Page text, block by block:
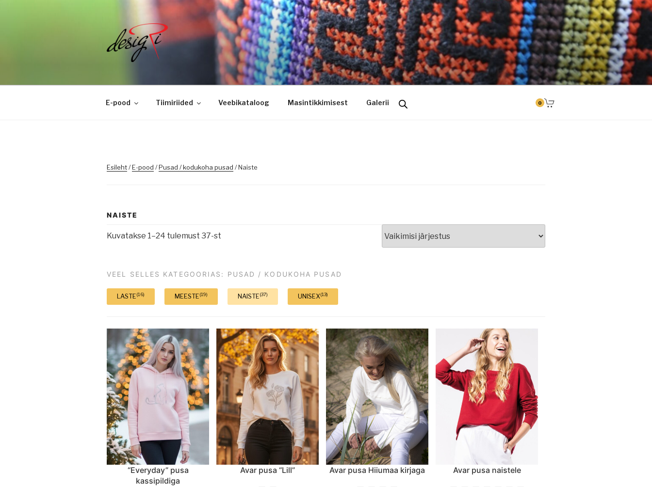
Masintikkimine, tiimiriided, logo riietele tikkimine, kodukoha pusad, personaliseeritud kingitused
E-pood Tiimiriided Veebikataloog Masintikkimisest Galerii 0
Esileht/E-pood /Pusad / kodukoha pusad / Naiste
NAISTE
Kuvatakse 1–24 tulemust 37-st
VEEL SELLES KATEGOORIAS: PUSAD / KODUKOHA PUSAD
LASTE(16) MEESTE(19) NAISTE(37) UNISEX(13)
“Everyday” pusa
kassipildiga
Avar pusa “Lill” Avar pusa Hiiumaa kirjaga Avar pusa naistele